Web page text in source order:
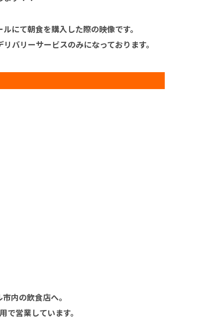
にて朝食を購入した際の映像です。
バリーサービスのみになっております。
内の飲食店へ。
で営業しています。